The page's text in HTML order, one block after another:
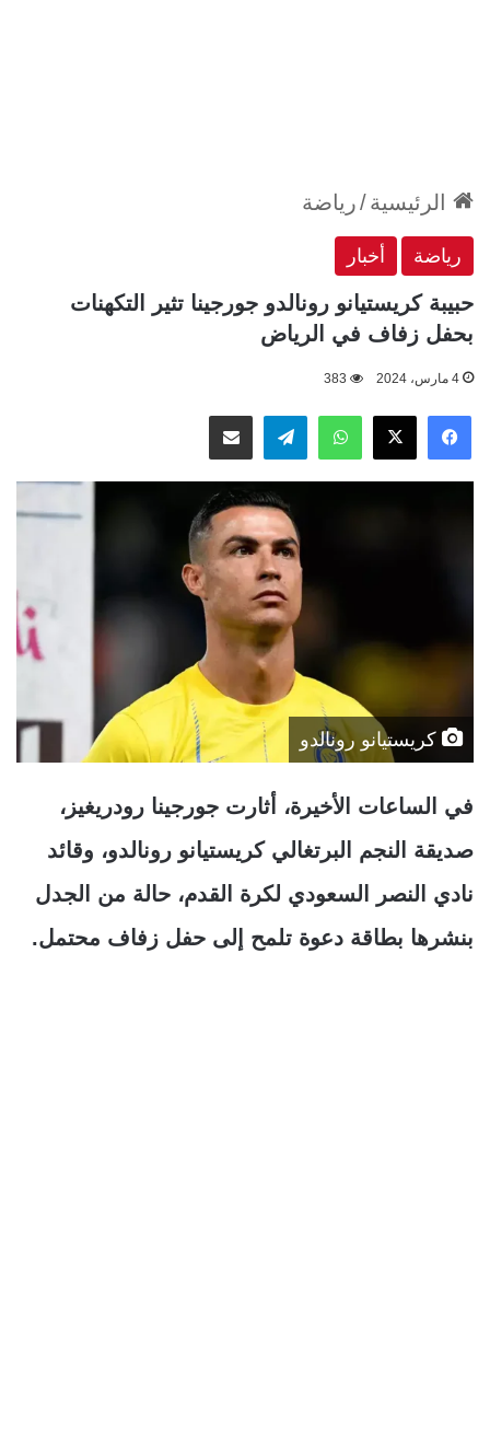
الرئيسية/رياضة
رياضة أخبار
حبيبة كريستيانو رونالدو جورجينا تثير التكهنات
بحفل زفاف في الرياض
4 مارس، 2024 383
فيسبوك
‫X واتسابتيلقراممشاركة عبر البريد
كريستيانو رونالدو
في الساعات الأخيرة، أثارت جورجينا رودريغيز،
صديقة النجم البرتغالي كريستيانو رونالدو، وقائد
نادي النصر السعودي لكرة القدم، حالة من الجدل
بنشرها بطاقة دعوة تلمح إلى حفل زفاف محتمل.